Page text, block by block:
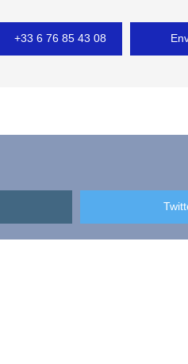
+33 6 76 85 43 08